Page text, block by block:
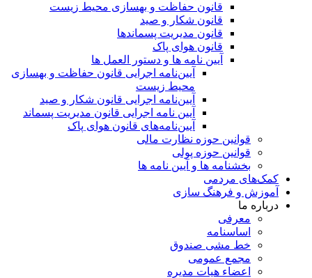
قانون حفاظت و بهسازی محیط زیست
قانون شکار و صید
قانون مدیریت پسماندها
قانون هوای پاک
آیین نامه ها و دستور العمل ها
آیین‌نامه اجرایی قانون حفاظت و بهسازی
محیط زیست
آیین‌نامه اجرایی قانون شکار و صید
آیین نامه اجرایی قانون مدیریت پسماند
آیین‌نامه‌های قانون هوای پاک
قوانین حوزه نظارت مالی
قوانین حوزه پولی
بخشنامه ها و آیین نامه ها
کمک‌های مردمی
آموزش و فرهنگ سازی
درباره ما
معرفی
اساسنامه
خط مشی صندوق
مجمع عمومی
اعضاء هیات مدیره